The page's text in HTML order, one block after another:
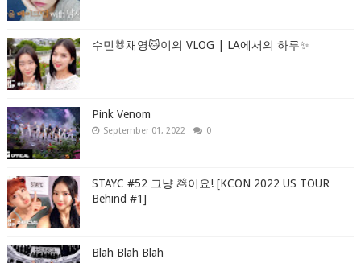
수민🐰채영🐱이의 VLOG | LA에서의 하루✨
Pink Venom
September 01, 2022 0
STAYC #52 그냥 💩이요! [KCON 2022 US TOUR
Behind #1]
Blah Blah Blah